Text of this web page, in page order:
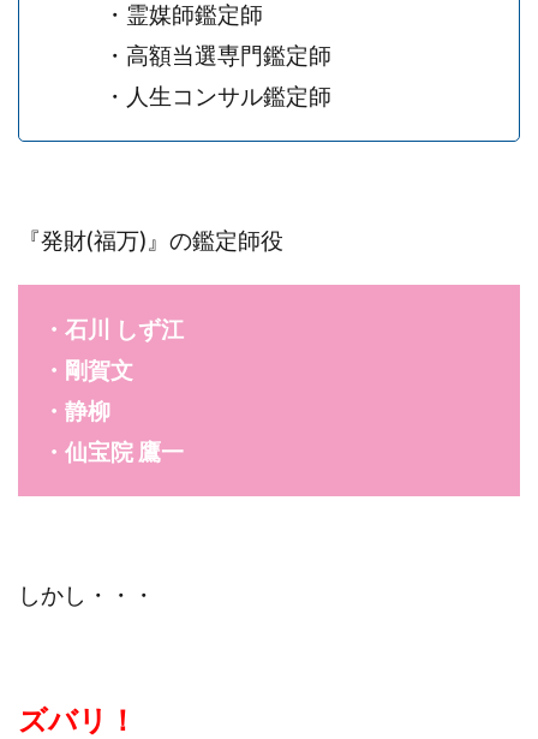
・霊媒師鑑定師
・高額当選専門鑑定師
・人生コンサル鑑定師
『発財(福万)』の鑑定師役
・ 石川 しず江
・ 剛賀文
・ 静柳
・ 仙宝院 鷹一
しかし・・・
ズバリ！